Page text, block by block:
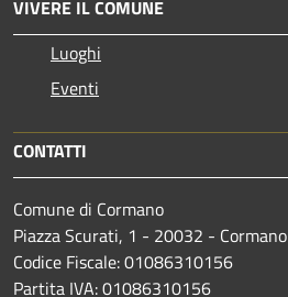
VIVERE IL COMUNE
Luoghi
Eventi
CONTATTI
Comune di Cormano
Piazza Scurati, 1 - 20032 - Cormano
Codice Fiscale: 01086310156
Partita IVA: 01086310156